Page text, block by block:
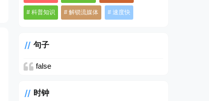
科普知识 解锁流媒体 速度快
句子
false
时钟